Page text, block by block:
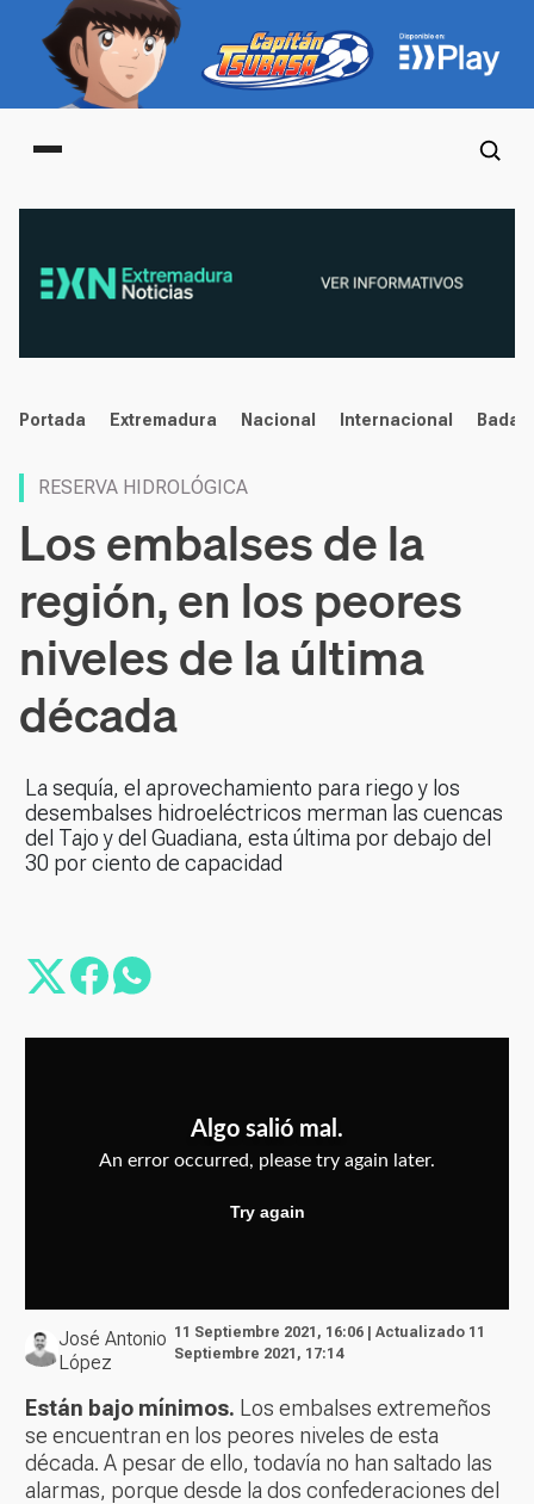
Main menu
noticias
Portada Extremadura Nacional Internacional
RESERVA HIDROLÓGICA
Los embalses de la
región, en los peores
niveles de la última
década
La sequía, el aprovechamiento para riego y los
desembalses hidroeléctricos merman las cuencas
del Tajo y del Guadiana, esta última por debajo del
30 por ciento de capacidad
José Antonio
López
11 Septiembre 2021, 16:06 | Actualizado 11
Septiembre 2021, 17:14
Están bajo mínimos. Los embalses extremeños
se encuentran en los peores niveles de esta
década. A pesar de ello, todavía no han saltado las
alarmas, porque desde la dos confederaciones del